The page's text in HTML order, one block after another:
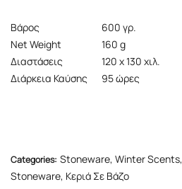
Βάρος
600 γρ.
Net Weight
160 g
Διαστάσεις
120 x 130 χιλ.
Διάρκεια Καύσης
95 ώρες
Categories: Stoneware, Winter Scents,
Stoneware, Κεριά Σε Βάζο